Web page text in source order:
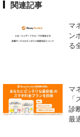
関連記事
マ
ン
る
マ
診
最